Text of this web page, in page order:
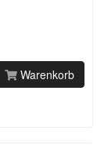
Warenkorb